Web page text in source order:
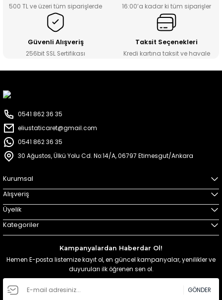
500 TL ve üzeri tüm siparişlerde 16:00’a kadar ki tüm siparişler
Güvenli Alışveriş
256bit SSL Sertifikası
Taksit Seçenekleri
Kredi kartına taksit ve havale
0541 862 36 35
eliustaticaret@gmail.com
0541 862 36 35
30 Ağustos, Ülkü Yolu Cd. No:14/A, 06797 Etimesgut/Ankara
Kurumsal
Alışveriş
Üyelik
Kategoriler
Kampanyalardan Haberdar Ol!
Hemen E-posta listemize kayıt ol, en güncel kampanyalar, yenilikler ve
duyuruları ilk öğrenen sen ol.
GÖNDER